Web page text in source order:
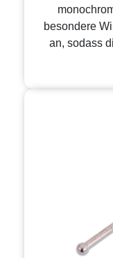
besondere
an, sodass